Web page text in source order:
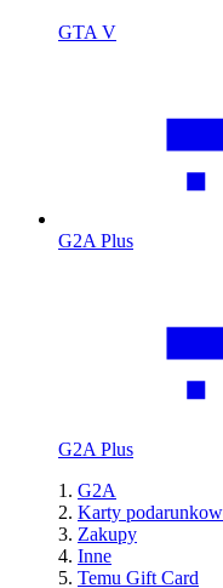
GTA V
G2A Plus
G2A Plus
G2A
Karty
Zakupy
Inne
Temu Gift Card